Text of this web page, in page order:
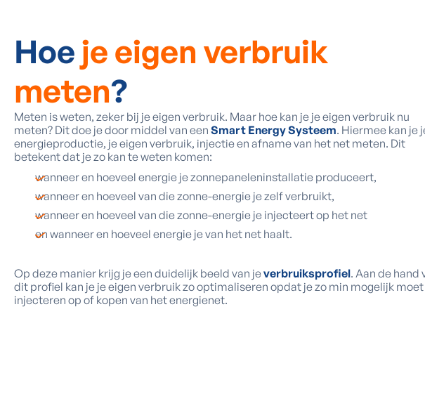
Hoeje eigen verbruik
meten?
Meten is weten, zeker bij je eigen verbruik. Maar hoe kan je je eigen verbruik nu
meten? Dit doe je door middel van een Smart Energy Systeem. Hiermee kan je
energieproductie, je eigen verbruik, injectie en afname van het net meten. Dit
betekent dat je zo kan te weten komen:
wanneer en hoeveel energie je zonnepaneleninstallatie produceert,
wanneer en hoeveel van die zonne-energie je zelf verbruikt,
wanneer en hoeveel van die zonne-energie je injecteert op het net
en wanneer en hoeveel energie je van het net haalt.
Op deze manier krijg je een duidelijk beeld van jeverbruiksprofiel. Aan de hand
dit profiel kan je je eigen verbruik zo optimaliseren opdat je zo min mogelijk moet
injecteren op of kopen van het energienet.